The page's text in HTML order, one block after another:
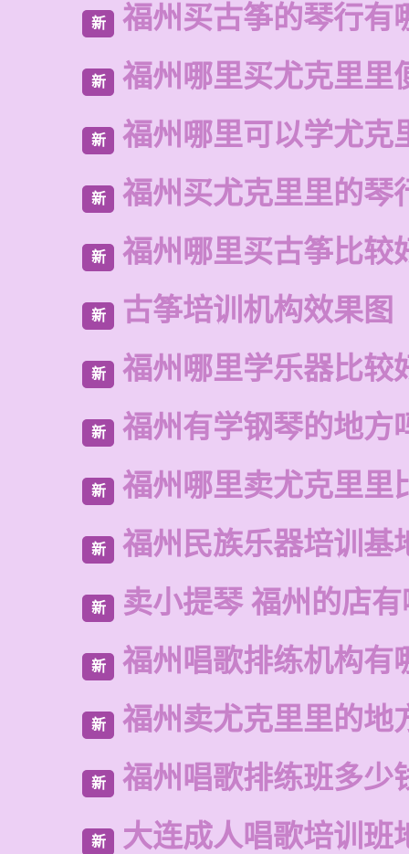
新 福州买古筝的琴行有
新 福州哪里买尤克里里
新 福州哪里可以学尤克
新 福州买尤克里里的琴
新 福州哪里买古筝比较
新 古筝培训机构效果图
新 福州哪里学乐器比较
新 福州有学钢琴的地方
新 福州哪里卖尤克里里
新 福州民族乐器培训基
新 卖小提琴 福州的店
新 福州唱歌排练机构有
新 福州卖尤克里里的地
新 福州唱歌排练班多少
新 大连成人唱歌培训班